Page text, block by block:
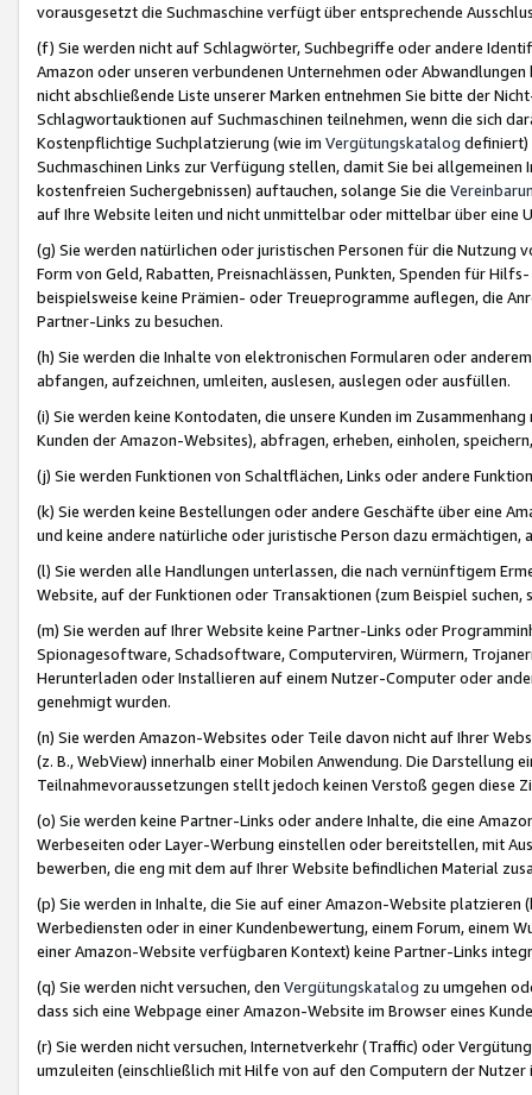
vorausgesetzt die Suchmaschine verfügt über entsprechende
(f) Sie werden nicht auf Schlagwörter, Suchbegriffe oder andere
Amazon oder unseren verbundenen Unternehmen oder
nicht abschließende Liste unserer Marken entnehmen Sie bitte der
Schlagwortauktionen auf Suchmaschinen teilnehmen, wenn die sich
Kostenpflichtige Suchplatzierung (wie im Vergütungskatalog definiert)
Suchmaschinen Links zur Verfügung stellen, damit Sie bei
kostenfreien Suchergebnissen) auftauchen, solange Sie die
auf Ihre Website leiten und nicht unmittelbar oder mittelbar über eine
(g) Sie werden natürlichen oder juristischen Personen für die Nutzung
Form von Geld, Rabatten, Preisnachlässen, Punkten, Spenden für
beispielsweise keine Prämien- oder Treueprogramme auflegen, die
Partner-Links zu besuchen.
(h) Sie werden die Inhalte von elektronischen Formularen oder
abfangen, aufzeichnen, umleiten, auslesen, auslegen oder ausfüllen.
(i) Sie werden keine Kontodaten, die unsere Kunden im
Kunden der Amazon-Websites), abfragen, erheben, einholen,
(j) Sie werden Funktionen von Schaltflächen, Links oder andere
(k) Sie werden keine Bestellungen oder andere Geschäfte über eine
und keine andere natürliche oder juristische Person dazu
(l) Sie werden alle Handlungen unterlassen, die nach vernünftigem
Website, auf der Funktionen oder Transaktionen (zum Beispiel
(m) Sie werden auf Ihrer Website keine Partner-Links oder
Spionagesoftware, Schadsoftware, Computerviren, Würmern,
Herunterladen oder Installieren auf einem Nutzer-Computer oder
genehmigt wurden.
(n) Sie werden Amazon-Websites oder Teile davon nicht auf Ihrer
(z. B., WebView) innerhalb einer Mobilen Anwendung. Die Darstellung
Teilnahmevoraussetzungen stellt jedoch keinen Verstoß gegen diese
(o) Sie werden keine Partner-Links oder andere Inhalte, die eine
Werbeseiten oder Layer-Werbung einstellen oder bereitstellen, mit
bewerben, die eng mit dem auf Ihrer Website befindlichen Material
(p) Sie werden in Inhalte, die Sie auf einer Amazon-Website
Werbediensten oder in einer Kundenbewertung, einem Forum, einem
einer Amazon-Website verfügbaren Kontext) keine Partner-Links
(q) Sie werden nicht versuchen, den Vergütungskatalog zu umgehen
dass sich eine Webpage einer Amazon-Website im Browser eines
(r) Sie werden nicht versuchen, Internetverkehr (Traffic) oder
umzuleiten (einschließlich mit Hilfe von auf den Computern der